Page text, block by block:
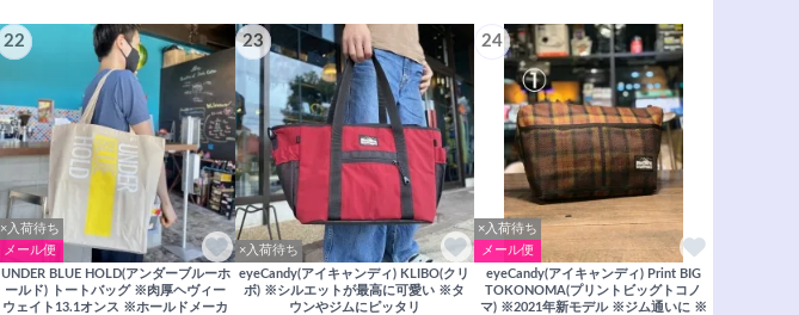
22
×入荷待ち
メール便
UNDER BLUE HOLD(アンダーブルーホ
ールド) トートバッグ ※肉厚ヘヴィー
ウェイト13.1オンス ※ホールドメーカ
23
×入荷待ち
eyeCandy(アイキャンディ) KLIBO(クリ
ボ) ※シルエットが最高に可愛い ※タ
ウンやジムにピッタリ
24
×入荷待ち
メール便
eyeCandy(アイキャンディ) Print BIG
TOKONOMA(プリントビッグトコノ
マ) ※2021年新モデル ※ジム通いに ※